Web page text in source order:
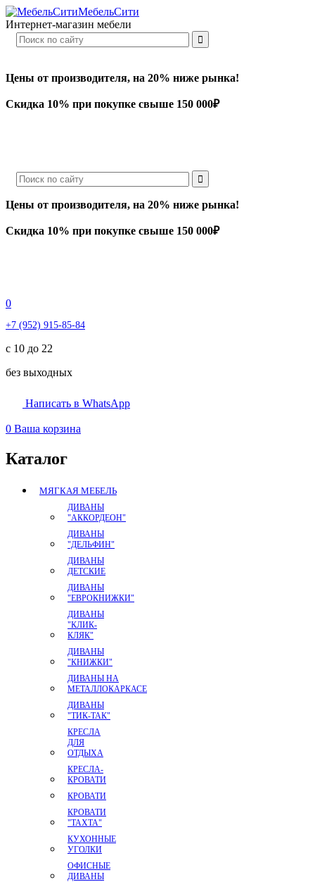
МебельСити
Интернет-магазин мебели
Цены от производителя, на 20% ниже рынка!
Скидка 10% при покупке свыше 150 000₽
Цены от производителя, на 20% ниже рынка!
Скидка 10% при покупке свыше 150 000₽
0
+7 (952) 915-85-84
с 10 до 22
без выходных
Написать в WhatsApp
0 Ваша корзина
Каталог
МЯГКАЯ МЕБЕЛЬ
ДИВАНЫ
"АККОРДЕОН"
ДИВАНЫ
"ДЕЛЬФИН"
ДИВАНЫ
ДЕТСКИЕ
ДИВАНЫ
"ЕВРОКНИЖКИ"
ДИВАНЫ
"КЛИК-
КЛЯК"
ДИВАНЫ
"КНИЖКИ"
ДИВАНЫ НА
МЕТАЛЛОКАРКАСЕ
ДИВАНЫ
"ТИК-ТАК"
КРЕСЛА
ДЛЯ
ОТДЫХА
КРЕСЛА-
КРОВАТИ
КРОВАТИ
КРОВАТИ
"ТАХТА"
КУХОННЫЕ
УГОЛКИ
ОФИСНЫЕ
ДИВАНЫ